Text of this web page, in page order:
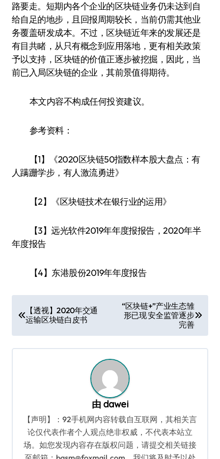
路要走。短期内各个企业的区块链业务仍未达到自
给自足的地步，且回报周期较长，当前仍需其他业
务覆盖研发成本。不过，区块链近年来的发展还是
有目共睹，从只有概念到应用落地，更有相关政策
予以支持，区块链的价值正逐步被挖掘，因此，当
前已入局区块链的企业，其前景值得期待。
本文内容不构成任何投资建议。
参考资料：
【1】《2020区块链50指数样本股大盘点：有
人蹒跚学步，有人激流勇进》
【2】《区块链技术在银行业的运用》
【3】远光软件2019年年度报报告，2020年半
年度报告
【4】东港股份2019年年度报告
章
导
航
【透视】2020年交通
运输区块链白皮书
“区块链+”产业生态雏
形已现 安全监管逐步
完善
由 dawei
【声明】：92手机网内容转载自互联网，其相关言
论仅代表作者个人观点绝非权威，不代表本站立
场。如您发现内容存在版权问题，请提交相关链接